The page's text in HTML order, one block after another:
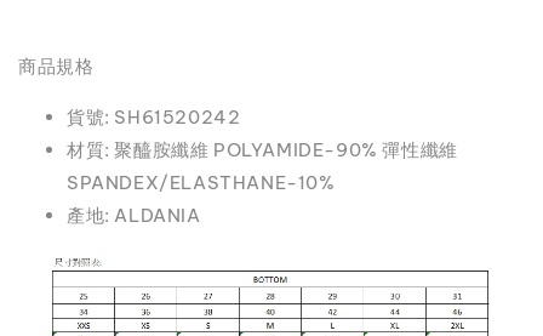
商品規格
貨號: SH61520242
材質: 聚醯胺纖維 POLYAMIDE-90% 彈性纖維
SPANDEX/ELASTHANE-10%
產地: ALDANIA